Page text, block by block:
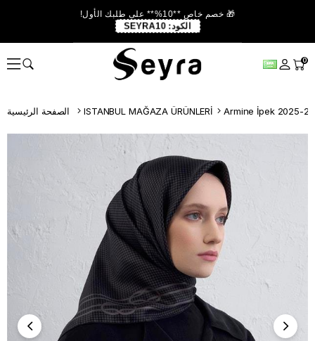
🎁 خصم خاص **10%** على طلبك الأول!
الكود: SEYRA10
0
ISTANBUL MAĞAZA ÜRÜNLERİ Armine İpek 2025-